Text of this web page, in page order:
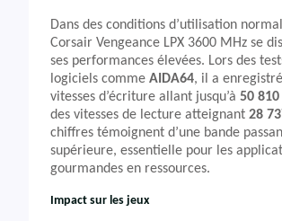
Dans des conditions d’utilisation
Corsair Vengeance LPX 3600 MHz se
ses performances élevées. Lors des
logiciels comme AIDA64, il a
vitesses d’écriture allant jusqu’à 50
des vitesses de lecture atteignant 28
chiffres témoignent d’une bande
supérieure, essentielle pour les
gourmandes en ressources.
Impact sur les jeux